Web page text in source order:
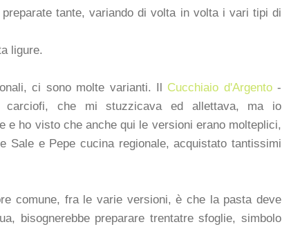
tante, variando di volta in volta i vari tipi di
ligure.
ci sono molte varianti. Il Cucchiaio d'Argento-
carciofi, che mi stuzzicava ed allettava, ma io
e ho visto che anche qui le versioni erano molteplici,
Sale e Pepe cucina regionale, acquistato tantissimi
comune, fra le varie versioni, è che la pasta deve
bisognerebbe preparare trentatre sfoglie, simbolo